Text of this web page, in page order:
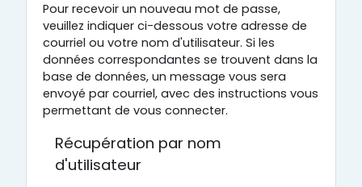
Pour recevoir un nouveau mot de passe,
veuillez indiquer ci-dessous votre adresse de
courriel ou votre nom d'utilisateur. Si les
données correspondantes se trouvent dans la
base de données, un message vous sera
envoyé par courriel, avec des instructions vous
permettant de vous connecter.
Récupération par nom
d'utilisateur